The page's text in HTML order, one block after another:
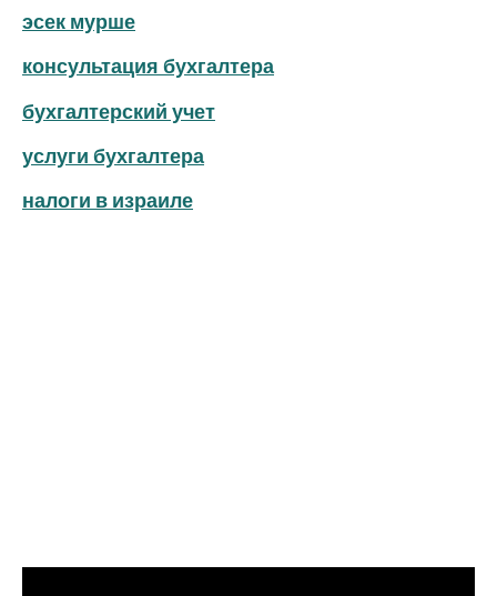
эсек мурше
консультация бухгалтера
бухгалтерский учет
услуги бухгалтера
налоги в израиле